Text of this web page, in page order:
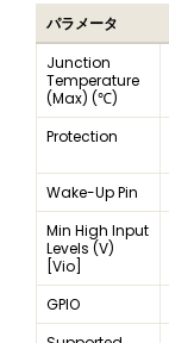
パラメータ
Junction
Temperature
(Max) (℃)
Protection
Wake-Up Pin
Min High Input
Levels (V)
[Vio]
GPIO